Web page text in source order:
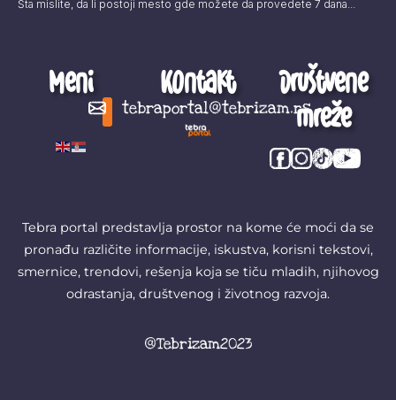
Šta mislite, da li postoji mesto gde možete da provedete 7 dana...
Meni Kontakt
tebraportal@tebrizam.rs
Društvene
mreže
Tebra portal predstavlja prostor na kome će moći da se
pronađu različite informacije, iskustva, korisni tekstovi,
smernice, trendovi, rešenja koja se tiču mladih, njihovog
odrastanja, društvenog i životnog razvoja.
@Tebrizam2023